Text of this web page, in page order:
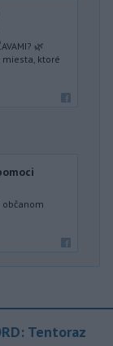
🌿
ktoré
Tentoraz